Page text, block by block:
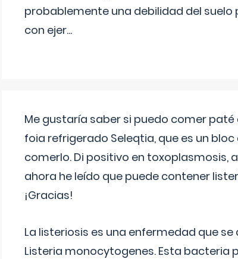
probablemente una debilidad del
con ejer...
Me gustaría saber si puedo comer
foia refrigerado Seleqtia, que es un
comerlo. Di positivo en toxoplasmosis,
ahora he leído que puede contener
¡Gracias!
La listeriosis es una enfermedad que
Listeria monocytogenes. Esta bacteria